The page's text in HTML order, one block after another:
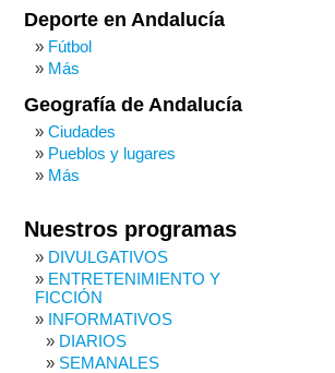
Deporte en Andalucía
Fútbol
Más
Geografía de Andalucía
Ciudades
Pueblos y lugares
Más
Nuestros programas
DIVULGATIVOS
ENTRETENIMIENTO Y
FICCIÓN
INFORMATIVOS
DIARIOS
SEMANALES